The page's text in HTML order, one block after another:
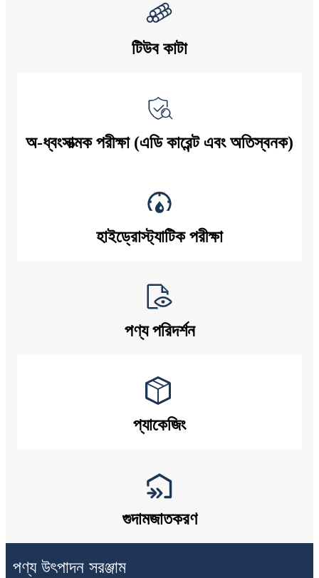
টিউব কাটা
অ-ধ্বংসাত্মক পরীক্ষা (এডি কারেন্ট এবং অতিস্বনক)
হাইড্রোস্ট্যাটিক পরীক্ষা
পণ্য পরিদর্শন
প্যাকেজিং
গুদামজাতকরণ
পণ্য উৎপাদন সরঞ্জাম